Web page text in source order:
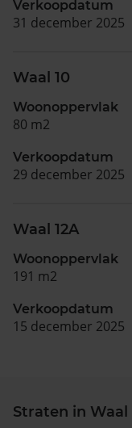
Verkoopdatum
31 december 2025
Waal 10
Woonoppervlak
80 m2
Verkoopdatum
29 december 2025
Waal 12A
Woonoppervlak
191 m2
Verkoopdatum
15 december 2025
Straten in Waal